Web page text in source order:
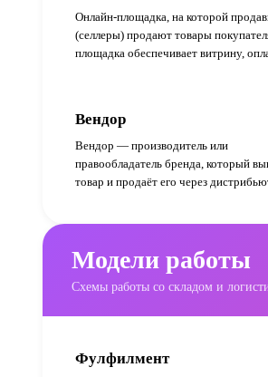
Онлайн-площадка, на которой
(селлеры) продают товары
площадка обеспечивает витрину,
Вендор
Вендор — производитель или
правообладатель бренда, который
товар и продаёт его через
Модели работы
Схемы работы со складом и
Фулфилмент